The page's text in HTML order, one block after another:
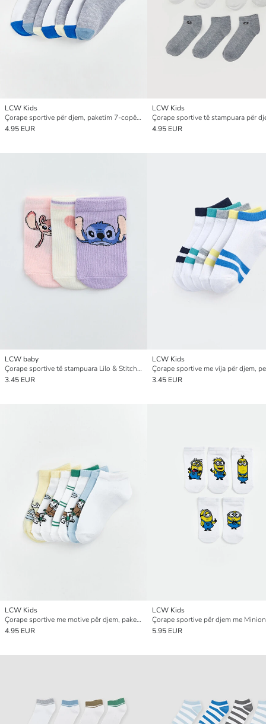
LCW Kids
Çorape sportive për djem, paketim 7-copësh
4.95 EUR
LCW Kids
4.95 EUR
LCW baby
Çorape sportive të stampuara Lilo & Stitch për Foshnja Vajza, Paketim treshe
3.45 EUR
LCW Kids
3.45 EUR
LCW Kids
Çorape sportive me motive për djem, paketim 7-copësh
4.95 EUR
LCW Kids
5.95 EUR